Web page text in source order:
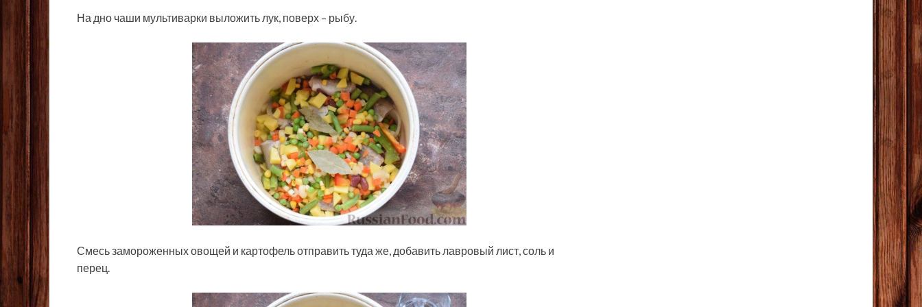
На дно чаши мультиварки выложить лук, поверх – рыбу.
Смесь замороженных овощей и картофель отправить туда же, добавить лавровый лист, соль и
перец.